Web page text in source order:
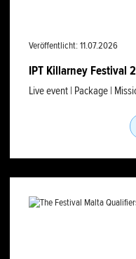
Veröffentlicht: 11.07.2026
IPT Killarney Festival
Live event | Package |